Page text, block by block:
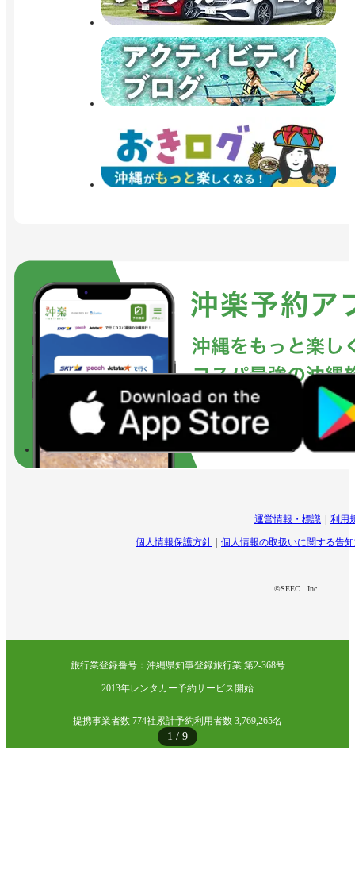
1 / 9
運営情報・標識 利用
個人情報保護方針 個人情報の取扱いに関する告
©SEEC . Inc
旅行業登録番号：沖縄県知事登録旅行業 第2-368号
2013年レンタカー予約サービス開始
提携事業者数 774社累計予約利用者数 3,769,265名